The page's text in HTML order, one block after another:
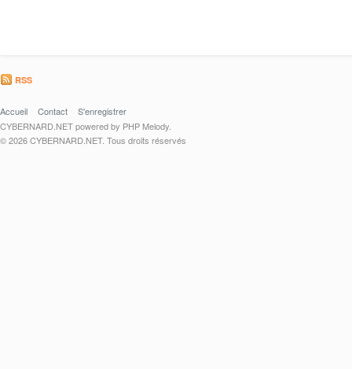
RSS
Accueil Contact
S'enregistrer
CYBERNARD.NET powered by PHP Melody.
© 2026 CYBERNARD.NET. Tous droits réservés